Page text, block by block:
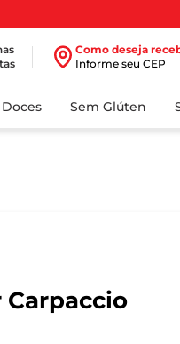
Como deseja
Informe seu CEP
Sem Glúten